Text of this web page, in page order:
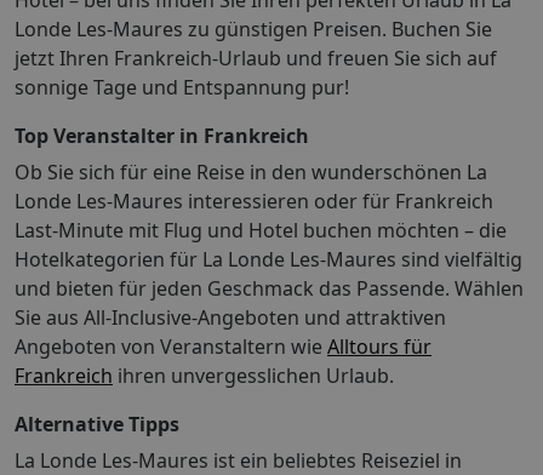
werden. Die Kontaktinformationen befinden sich auf
der Buchungsbestätigung (zusätzlich anfallende Kosten
sind im Abschnitt "Gebühren" aufgeführt). Info:
Wissenswertes vor der Reise Die Mitnahme eines
angefragt werden. Die Kontaktinformationen befinden
sich auf der Buchungsbestätigung (zusätzlich
anfallende Kosten sind im Abschnitt "Gebühren"
aufgeführt). Gebühren Das Hotel erhebt beim Check-
in/Check-out bzw. wenn die entsprechende Leistung in
Anspruch genommen wird, folgende Gebühren und
Kautionen: Gebühr für WLAN im Zimmer: 20 EUR pro
Woche (Preise können variieren) Gebühr für WLAN in
den öffentlichen Bereichen: 20 EUR pro Aufenthalt
(Preise können variieren) Gebühr für Haustiere: 50 EUR
pro Haustier, pro Woche Reinigung/Bettwäsche: 56 EUR
pro Woche Nutzungsgebühr für den Fernseher: 40 EUR
pro WocheNutzungsgebühr für das Kinderbett: 25 EUR
Londe Les-Maures zu günstigen Preisen. Buchen Sie
jetzt Ihren Frankreich-Urlaub und freuen Sie sich auf
sonnige Tage und Entspannung pur!
Top Veranstalter in Frankreich
Ob Sie sich für eine Reise in den wunderschönen La
Londe Les-Maures interessieren oder für Frankreich
Last-Minute mit Flug und Hotel buchen möchten – die
Hotelkategorien für La Londe Les-Maures sind vielfältig
und bieten für jeden Geschmack das Passende. Wählen
Sie aus All-Inclusive-Angeboten und attraktiven
Angeboten von Veranstaltern wie Alltours für
Frankreich ihren unvergesslichen Urlaub.
Alternative Tipps
La Londe Les-Maures ist ein beliebtes Reiseziel in